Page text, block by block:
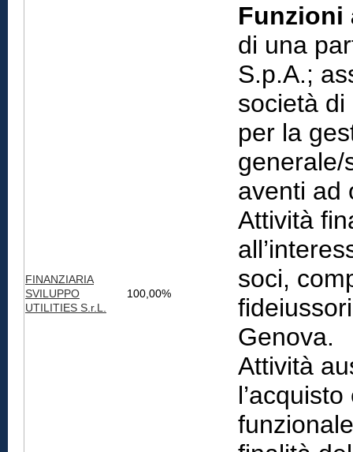
FINANZIARIA
SVILUPPO
UTILITIES S.r.L.
100,00%
di una
S.p.A.;
società
per la
generale/
aventi ad
Attività
soci,
Genova.
Attività